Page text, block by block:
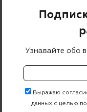
Страна производства
Артикул
Бесплатная
Узнавайте обо
Выражаю
данных с целью